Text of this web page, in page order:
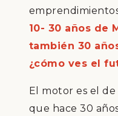
10- 30 años de
también 30
¿cómo ves el
El motor es el
que hace 30 añ